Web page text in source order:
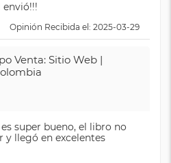
envió!!!
Opinión Recibida el: 2025-03-29
Venta: Sitio Web |
super bueno, el libro no
llegó en excelentes